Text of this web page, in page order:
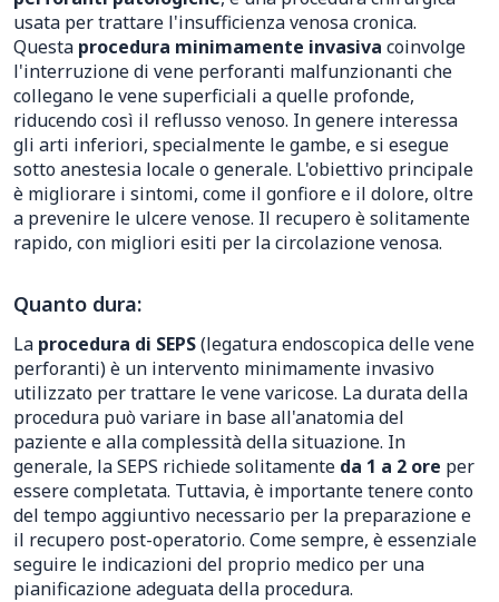
usata per trattare l'insufficienza venosa cronica.
Questa procedura minimamente invasiva coinvolge
l'interruzione di vene perforanti malfunzionanti che
collegano le vene superficiali a quelle profonde,
riducendo così il reflusso venoso. In genere interessa
gli arti inferiori, specialmente le gambe, e si esegue
sotto anestesia locale o generale. L'obiettivo principale
è migliorare i sintomi, come il gonfiore e il dolore, oltre
a prevenire le ulcere venose. Il recupero è solitamente
rapido, con migliori esiti per la circolazione venosa.
Quanto dura:
La procedura di SEPS(legatura endoscopica delle vene
perforanti) è un intervento minimamente invasivo
utilizzato per trattare le vene varicose. La durata della
procedura può variare in base all'anatomia del
paziente e alla complessità della situazione. In
generale, la SEPS richiede solitamente da 1 a 2 ore per
essere completata. Tuttavia, è importante tenere conto
del tempo aggiuntivo necessario per la preparazione e
il recupero post-operatorio. Come sempre, è essenziale
seguire le indicazioni del proprio medico per una
pianificazione adeguata della procedura.